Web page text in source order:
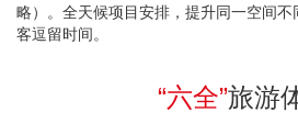
略）。全天候项目安排，提升同一空间
客逗留时间。
“六全”旅游